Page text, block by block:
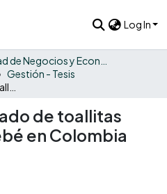
Log In
Gestión - Tesis
de toallitas
en Colombia